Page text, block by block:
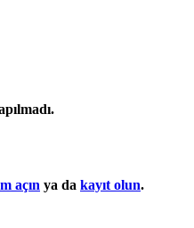
açın ya da kayıt olun.